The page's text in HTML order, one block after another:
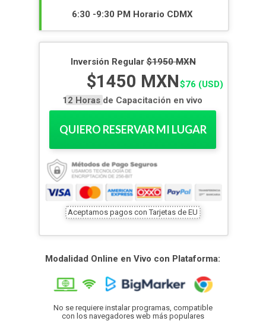
6:30 -9:30 PM Horario CDMX
$1450 MXN
Inversión Regular$1950 MXN
QUIERO RESERVAR MI LUGAR
$76 (USD)
Aceptamos pagos con Tarjetas de EU
Modalidad Online en Vivo con Plataforma:
No se requiere instalar programas, compatible
con los navegadores web más populares
12 Horas de Capacitación en vivo